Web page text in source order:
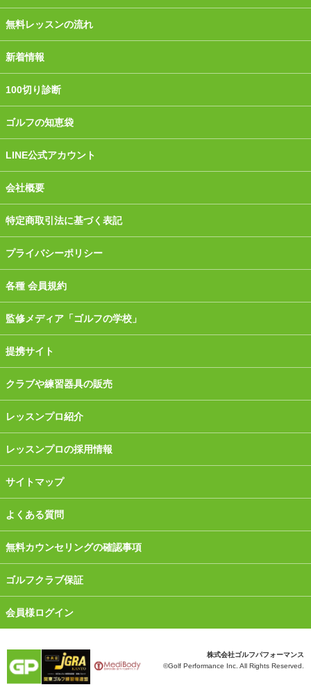
無料レッスンの流れ
新着情報
100切り診断
ゴルフの知恵袋
LINE公式アカウント
会社概要
特定商取引法に基づく表記
プライバシーポリシー
各種 会員規約
監修メディア「ゴルフの学校」
提携サイト
クラブや練習器具の販売
レッスンプロ紹介
レッスンプロの採用情報
サイトマップ
よくある質問
無料カウンセリングの確認事項
ゴルフクラブ保証
会員様ログイン
株式会社ゴルフパフォーマンス
©Golf Performance Inc. All Rights Reserved.